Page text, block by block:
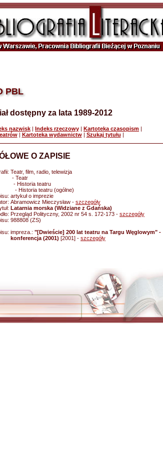
PBL
dostępny za lata 1989-2012
nazwisk | Indeks rzeczowy | Kartoteka czasopism |
| Kartoteka wydawnictw| Szukaj tytułu |
O ZAPISIE
Teatr, film, radio, telewizja
- Teatr
- Historia teatru
- Historia teatru (ogólne)
artykuł o imprezie
Abramowicz Mieczysław - szczegóły
Latarnia morska (Widziane z Gdańska)
Przegląd Polityczny, 2002 nr 54 s. 172-173 - szczegóły
988808 (ZS)
impreza.: "[Dwieście] 200 lat teatru na Targu Węglowym" -
konferencja (2001) [2001] - szczegóły